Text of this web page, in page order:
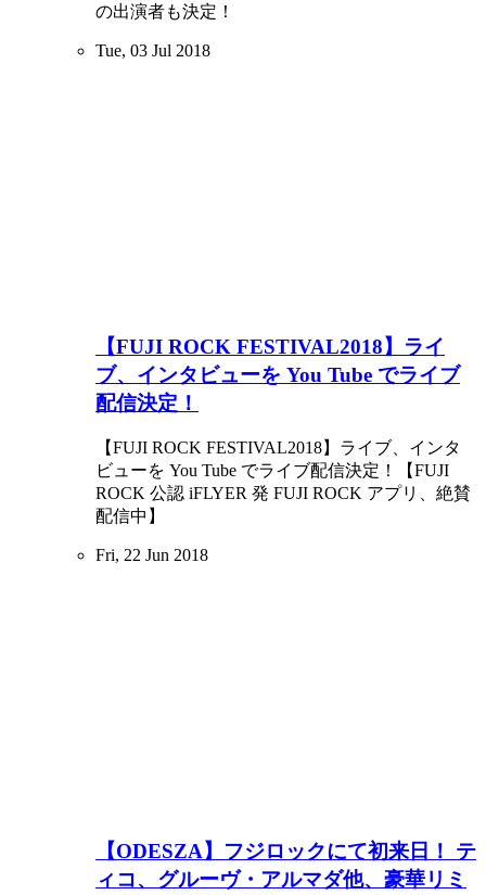
の出演者も決定！
Tue, 03 Jul 2018
【FUJI ROCK FESTIVAL2018】ライ
ブ、インタビューを You Tube でライブ
配信決定！
【FUJI ROCK FESTIVAL2018】ライブ、インタ
ビューを You Tube でライブ配信決定！【FUJI
ROCK 公認 iFLYER 発 FUJI ROCK アプリ、絶賛
配信中】
Fri, 22 Jun 2018
【ODESZA】フジロックにて初来日！ テ
ィコ、グルーヴ・アルマダ他、豪華リミ